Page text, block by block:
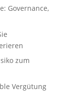
Governance,
zum
Vergütung